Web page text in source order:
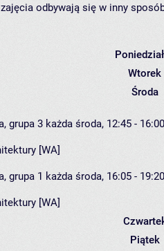
zajęcia odbywają się w inny
Wtorek
Środa
grupa 3 każda środa, 12:45 - 16:00
[WA]
grupa 1 każda środa, 16:05 - 19:20
[WA]
Piątek